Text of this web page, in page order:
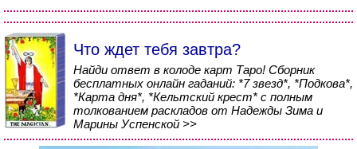
Что ждет тебя завтра?
Найди ответ в колоде карт Таро! Сборник
бесплатных онлайн гаданий: *7 звезд*, *Подкова*,
*Карта дня*, *Кельтский крест* с полным
толкованием раскладов от Надежды Зима и
Марины Успенской >>